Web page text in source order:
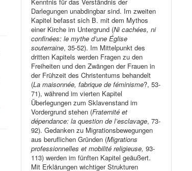
Darlegungen unabdingbar sind. Im zweiten
Kapitel befasst sich B. mit dem Mythos
einer Kirche im Untergrund (Ni cachées, ni
confinées: le mythe d’une Église
souterraine, 35-52). Im Mittelpunkt des
dritten Kapitels werden Fragen zu den
Freiheiten und den Zwängen der Frauen in
der Frühzeit des Christentums behandelt
(La maisonnée, fabrique de féminisme?, 53-
71), während im vierten Kapitel
Überlegungen zum Sklavenstand im
Vordergrund stehen (Fraternité et
dépendance: la question de l’esclavage, 73-
92). Gedanken zu Migrationsbewegungen
aus beruflichen Gründen (Migrations
professionnelles et mobilité religieuse,93-
113) werden im fünften Kapitel geäußert.
Mit Erklärungen wichtiger Strukturen